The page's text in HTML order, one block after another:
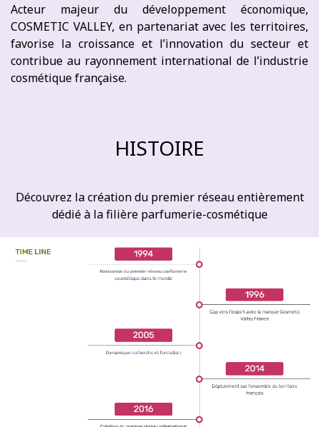
Acteur majeur du développement économique,
COSMETIC VALLEY, en partenariat avec les territoires,
favorise la croissance et l’innovation du secteur et
contribue au rayonnement international de l’industrie
cosmétique française.
HISTOIRE
Découvrez la création du premier réseau entièrement
dédié à la filière parfumerie-cosmétique